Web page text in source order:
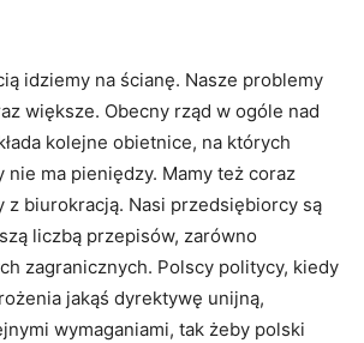
idziemy na ścianę. Nasze problemy
większe. Obecny rząd w ogóle nad
kolejne obietnice, na których
nie ma pieniędzy. Mamy też coraz
z biurokracją. Nasi przedsiębiorcy są
liczbą przepisów, zarówno
zagranicznych. Polscy politycy, kiedy
jakąś dyrektywę unijną,
wymaganiami, tak żeby polski